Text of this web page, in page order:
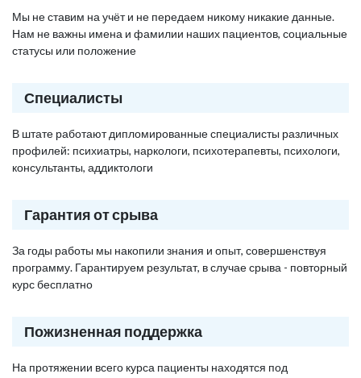
Мы не ставим на учёт и не передаем никому никакие данные.
Нам не важны имена и фамилии наших пациентов, социальные
статусы или положение
Специалисты
В штате работают дипломированные специалисты различных
профилей: психиатры, наркологи, психотерапевты, психологи,
консультанты, аддиктологи
Гарантия от срыва
За годы работы мы накопили знания и опыт, совершенствуя
программу. Гарантируем результат, в случае срыва - повторный
курс бесплатно
Пожизненная поддержка
На протяжении всего курса пациенты находятся под